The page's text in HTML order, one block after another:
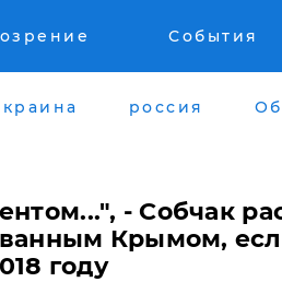
События
россия
- Собчак
Крымом,
году